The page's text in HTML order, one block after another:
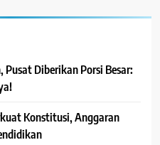
Pusat Diberikan Porsi Besar:
Konstitusi, Anggaran